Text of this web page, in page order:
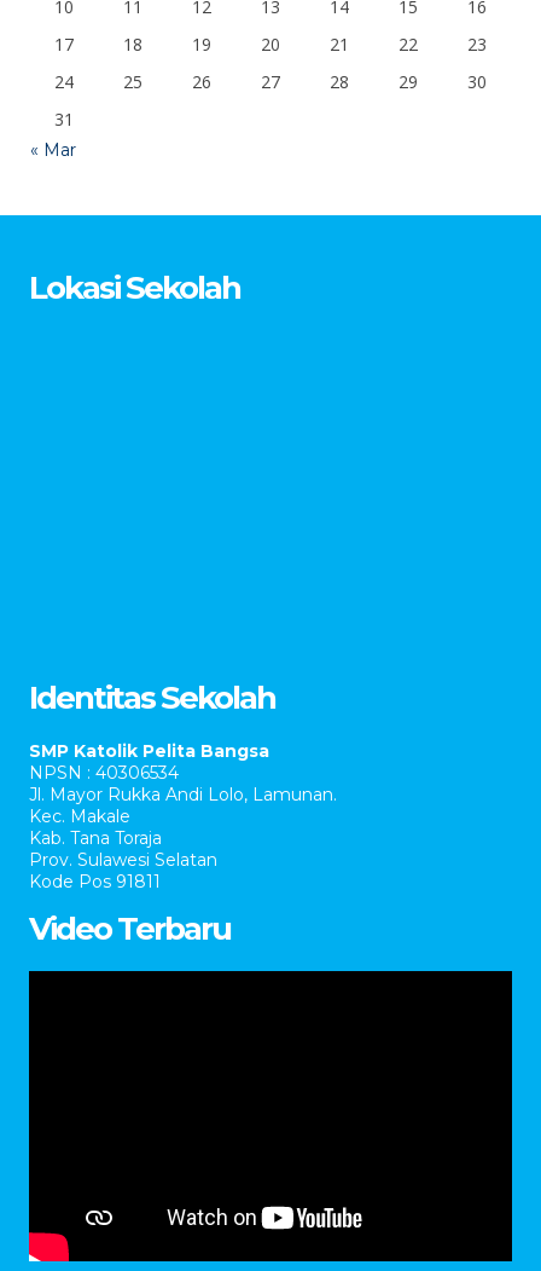
10
11 12 13 14 15
16
17
18 19 20 21 22
23
24
25 26 27 28 29
30
31
« Mar
Lokasi Sekolah
Identitas Sekolah
SMP Katolik Pelita Bangsa
NPSN : 40306534
Jl. Mayor Rukka Andi Lolo, Lamunan.
Kec. Makale
Kab. Tana Toraja
Prov. Sulawesi Selatan
Kode Pos 91811
Video Terbaru